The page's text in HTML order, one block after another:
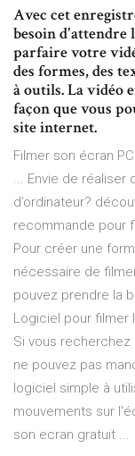
Avec cet
besoin d'attendre
parfaire votre
des formes, des
à outils. La vidéo
façon que vous
site internet.
Filmer son écran
... Envie de réaliser
d’ordinateur?
recommande pour
Pour créer une
nécessaire de
pouvez prendre la
Logiciel pour filmer
Si vous recherchez
ne pouvez pas
logiciel simple à
mouvements sur
son ecran gratuit ...